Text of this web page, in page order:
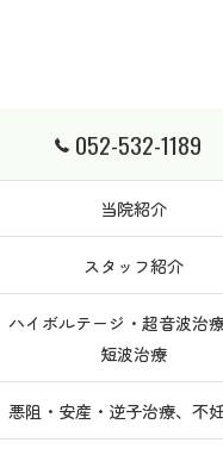
052-532-1189
当院紹介
スタッフ紹介
ハイボルテージ・超音波治
短波治療
悪阻・安産・逆子治療、不